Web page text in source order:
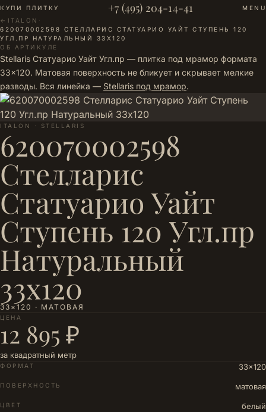
КУПИ ПЛИТКУ +7 (495) 204-14-41
MENU
← ITALON ·
620070002598 СТЕЛЛАРИС СТАТУАРИО УАЙТ СТУПЕНЬ 120
УГЛ.ПР НАТУРАЛЬНЫЙ 33Х120
ОБ АРТИКУЛЕ
Stellaris Статуарио Уайт Угл.пр — плитка под мрамор формата
33×120. Матовая поверхность не бликует и скрывает мелкие
разводы. Вся линейка — Stellaris под мрамор.
ITALON · STELLARIS
620070002598
Стелларис
Статуарио Уайт
Ступень 120 Угл.пр
Натуральный
33х120
33×120 · МАТОВАЯ
ЦЕНА
12 895 ₽
за квадратный метр
ФОРМАТ 33×120
ПОВЕРХНОСТЬ матовая
ЦВЕТ белый